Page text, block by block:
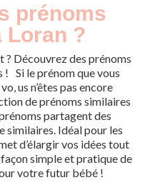
prénoms
Loran ?
? Découvrez des prénoms
! Si le prénom que vous
us n’êtes pas encore
de prénoms similaires
partagent des
similaires. Idéal pour les
d’élargir vos idées tout
simple et pratique de
votre futur bébé !